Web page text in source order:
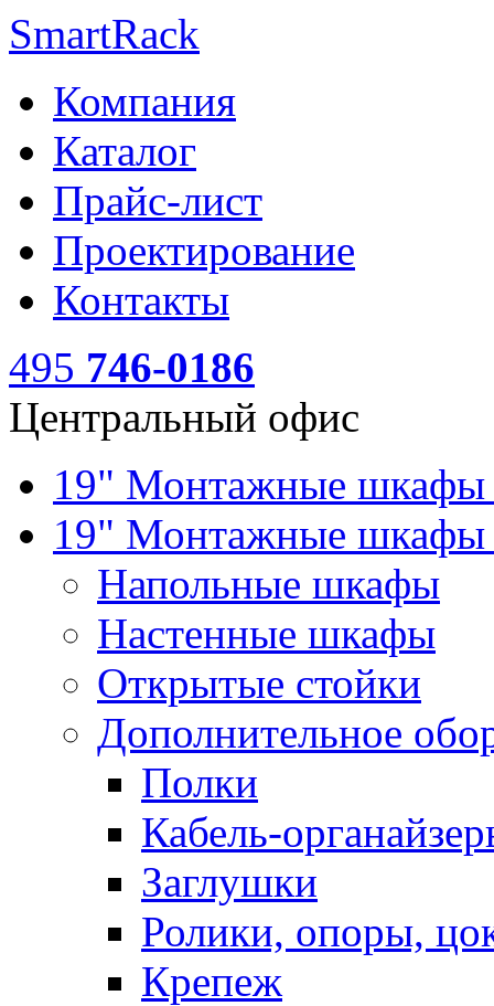
SmartRack
Компания
Каталог
Прайс-лист
Проектирование
Контакты
495 746-0186
Центральный офис
19" Монтажные
19" Монтажные шкафы
Напольные шкафы
Настенные шкафы
Открытые стойки
Дополнительное
Полки
Кабель-
Заглушки
Ролики, опоры,
Крепеж